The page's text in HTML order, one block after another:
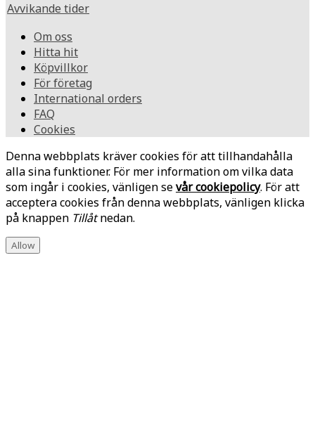
Avvikande tider
Om oss
Hitta hit
Köpvillkor
För företag
International orders
FAQ
Cookies
Denna webbplats kräver cookies för att tillhandahålla
alla sina funktioner. För mer information om vilka data
som ingår i cookies, vänligen sevår cookiepolicy. För att
acceptera cookies från denna webbplats, vänligen klicka
på knappen Tillåtnedan.
Allow